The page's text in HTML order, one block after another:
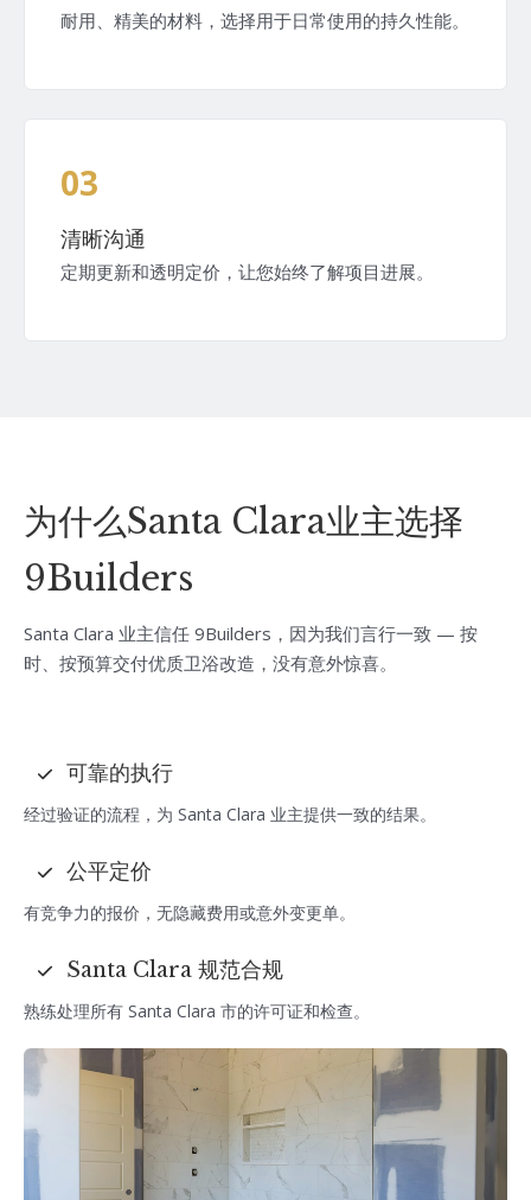
耐用、精美的材料，选择用于日常使用的持久性能。
03
清晰沟通
定期更新和透明定价，让您始终了解项目进展。
为什么Santa Clara业主选择
9Builders
Santa Clara 业主信任 9Builders，因为我们言行一致 — 按
时、按预算交付优质卫浴改造，没有意外惊喜。
可靠的执行
经过验证的流程，为 Santa Clara 业主提供一致的结果。
公平定价
有竞争力的报价，无隐藏费用或意外变更单。
Santa Clara 规范合规
熟练处理所有 Santa Clara 市的许可证和检查。